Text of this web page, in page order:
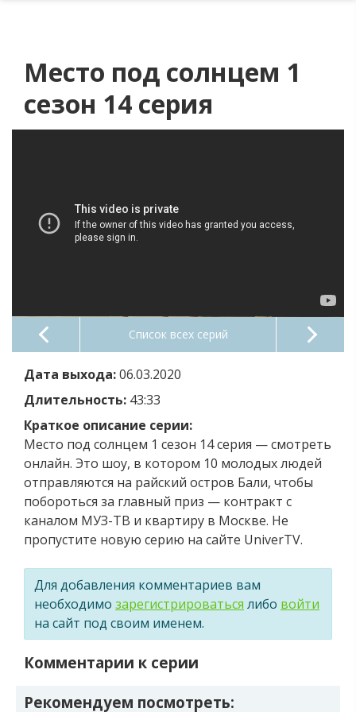
Место под солнцем 1
сезон 14 серия
Список всех серий
Дата выхода:06.03.2020
Длительность: 43:33
Краткое описание серии:
Место под солнцем 1 сезон 14 серия — смотреть
онлайн. Это шоу, в котором 10 молодых людей
отправляются на райский остров Бали, чтобы
побороться за главный приз — контракт с
каналом МУЗ-ТВ и квартиру в Москве. Не
пропустите новую серию на сайте UniverTV.
Для добавления комментариев вам
необходимо зарегистрироваться либо войти
на сайт под своим именем.
Комментарии к серии
Рекомендуем посмотреть: